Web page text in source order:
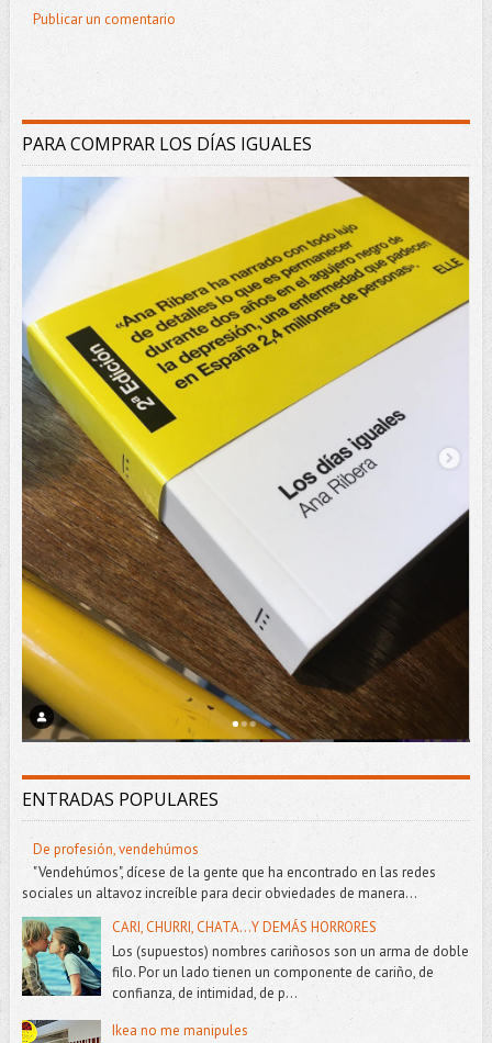
Publicar un comentario
PARA COMPRAR LOS DÍAS IGUALES
ENTRADAS POPULARES
De profesión, vendehúmos
"Vendehúmos", dícese de la gente que ha encontrado en las redes
sociales un altavoz increíble para decir obviedades de manera...
CARI, CHURRI, CHATA...Y DEMÁS HORRORES
Los (supuestos) nombres cariñosos son un arma de doble
filo. Por un lado tienen un componente de cariño, de
confianza, de intimidad, de p...
Ikea no me manipules